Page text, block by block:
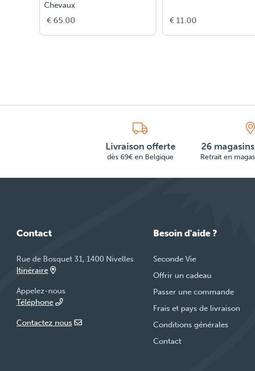
Chevaux
€ 65.00 € 11.00
Livraison offerte
dès 69€ en Belgique
26
Retrait en
Contact
Rue de Bosquet 31, 1400 Nivelles
Itinéraire
Appelez-nous
Téléphone
Contactez nous
Besoin d'aide ?
Seconde Vie
Offrir un cadeau
Passer une commande
Frais et pays de livraison
Conditions générales
Contact